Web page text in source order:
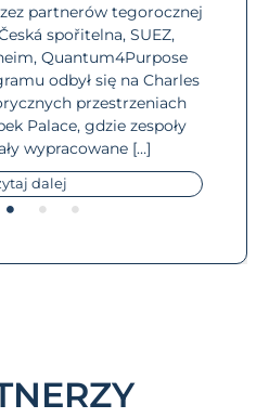
partnerów tegorocznej
spořitelna, SUEZ,
Quantum4Purpose
odbył się na Charles
przestrzeniach
Palace, gdzie zespoły
wypracowane […]
dalej